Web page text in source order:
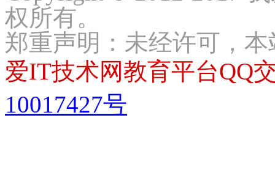
权所有。
郑重声明：未经许可，
爱IT技术网教育平台QQ
10017427号